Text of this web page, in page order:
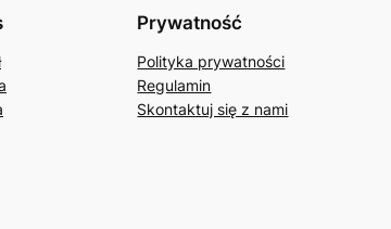
Prywatność
Polityka prywatności
Regulamin
Skontaktuj się z nami